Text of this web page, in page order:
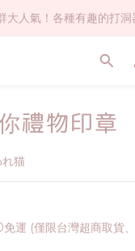
大人氣！各種有趣的打洞
大人氣！各種有趣的打洞
$59人氣日本製貼紙！還不
大人氣！各種有趣的打洞器
禮物印章
猫
運 (僅限台灣超商取貨